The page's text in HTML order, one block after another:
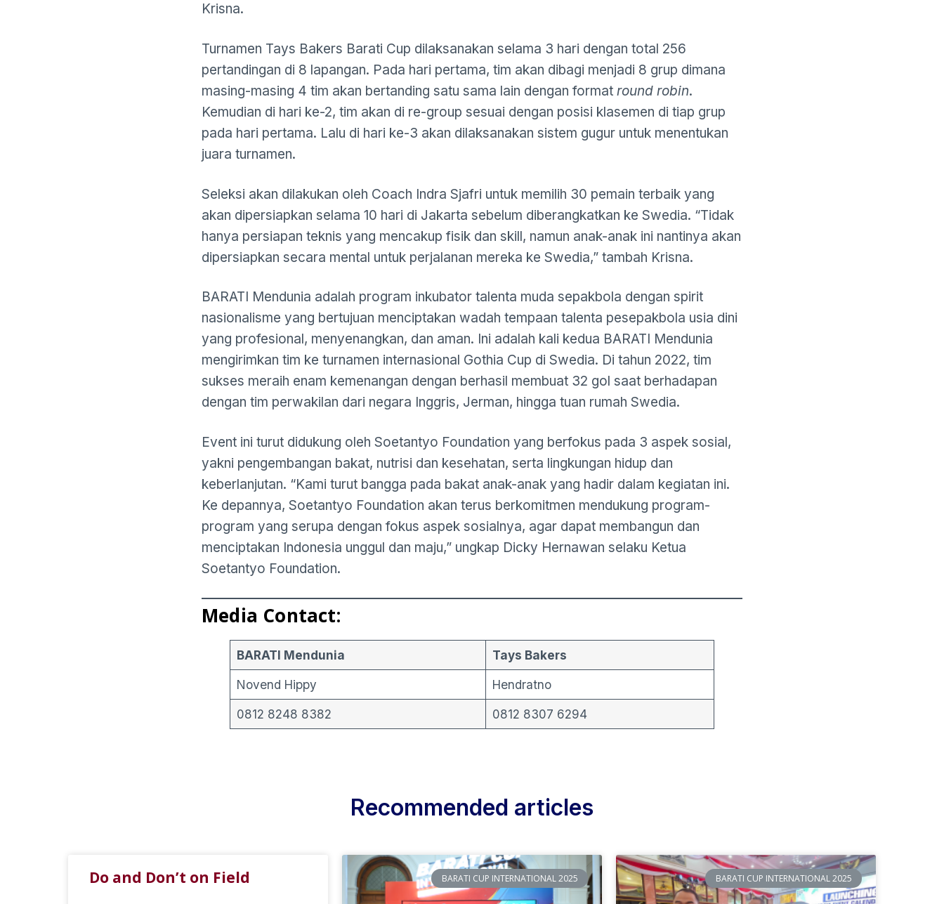
Krisna.
Turnamen Tays Bakers Barati Cup dilaksanakan selama 3 hari dengan total 256
pertandingan di 8 lapangan. Pada hari pertama, tim akan dibagi menjadi 8 grup dimana
masing-masing 4 tim akan bertanding satu sama lain dengan format round robin.
Kemudian di hari ke-2, tim akan di re-group sesuai dengan posisi klasemen di tiap grup
pada hari pertama. Lalu di hari ke-3 akan dilaksanakan sistem gugur untuk menentukan
juara turnamen.
Seleksi akan dilakukan oleh Coach Indra Sjafri untuk memilih 30 pemain terbaik yang
akan dipersiapkan selama 10 hari di Jakarta sebelum diberangkatkan ke Swedia. “Tidak
hanya persiapan teknis yang mencakup fisik dan skill, namun anak-anak ini nantinya akan
dipersiapkan secara mental untuk perjalanan mereka ke Swedia,” tambah Krisna.
BARATI Mendunia adalah program inkubator talenta muda sepakbola dengan spirit
nasionalisme yang bertujuan menciptakan wadah tempaan talenta pesepakbola usia dini
yang profesional, menyenangkan, dan aman. Ini adalah kali kedua BARATI Mendunia
mengirimkan tim ke turnamen internasional Gothia Cup di Swedia. Di tahun 2022, tim
sukses meraih enam kemenangan dengan berhasil membuat 32 gol saat berhadapan
dengan tim perwakilan dari negara Inggris, Jerman, hingga tuan rumah Swedia.
Event ini turut didukung oleh Soetantyo Foundation yang berfokus pada 3 aspek sosial,
yakni pengembangan bakat, nutrisi dan kesehatan, serta lingkungan hidup dan
keberlanjutan. “Kami turut bangga pada bakat anak-anak yang hadir dalam kegiatan ini.
Ke depannya, Soetantyo Foundation akan terus berkomitmen mendukung program-
program yang serupa dengan fokus aspek sosialnya, agar dapat membangun dan
menciptakan Indonesia unggul dan maju,” ungkap Dicky Hernawan selaku Ketua
Soetantyo Foundation.
Media Contact:
BARATI Mendunia
Tays Bakers
Novend Hippy
Hendratno
0812 8248 8382
0812 8307 6294
Recommended articles
Do and Don’t on Field BARATI CUP INTERNATIONAL 2025 BARATI CUP INTERNATIONAL 2025